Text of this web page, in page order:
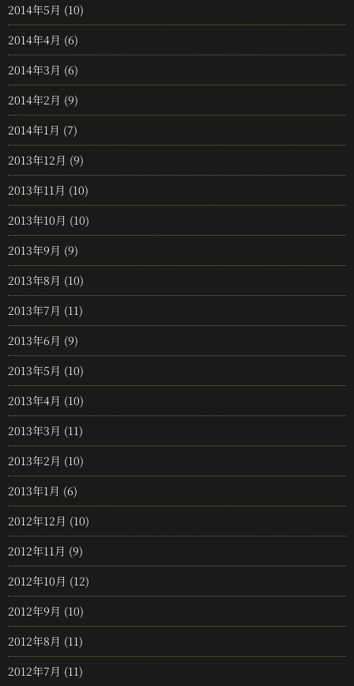
2014年5月 (10)
2014年4月 (6)
2014年3月 (6)
2014年2月 (9)
2014年1月 (7)
2013年12月 (9)
2013年11月 (10)
2013年10月 (10)
2013年9月 (9)
2013年8月 (10)
2013年7月 (11)
2013年6月 (9)
2013年5月 (10)
2013年4月 (10)
2013年3月 (11)
2013年2月 (10)
2013年1月 (6)
2012年12月 (10)
2012年11月 (9)
2012年10月 (12)
2012年9月 (10)
2012年8月 (11)
2012年7月 (11)